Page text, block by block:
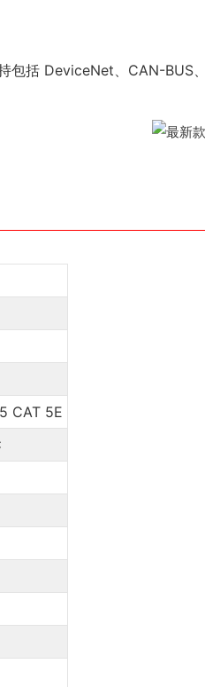
包括 DeviceNet、CAN-
CAT 5E